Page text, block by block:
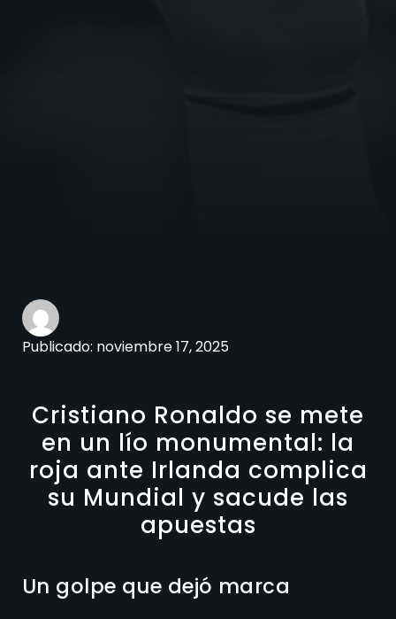
Publicado: noviembre 17, 2025
Cristiano Ronaldo se mete
en un lío monumental: la
roja ante Irlanda complica
su Mundial y sacude las
apuestas
Un golpe que dejó marca